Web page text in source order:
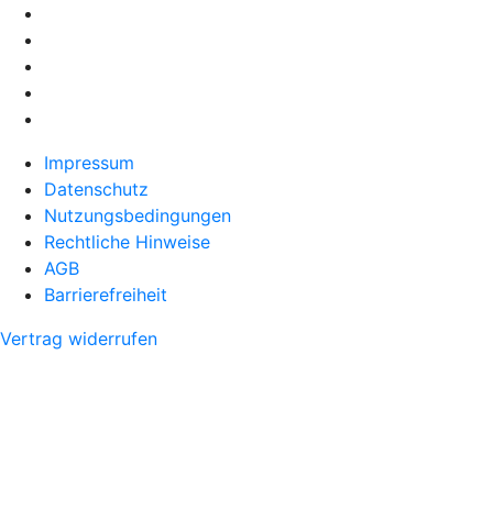
Impressum
Datenschutz
Nutzungsbedingungen
Rechtliche Hinweise
AGB
Barrierefreiheit
Vertrag widerrufen